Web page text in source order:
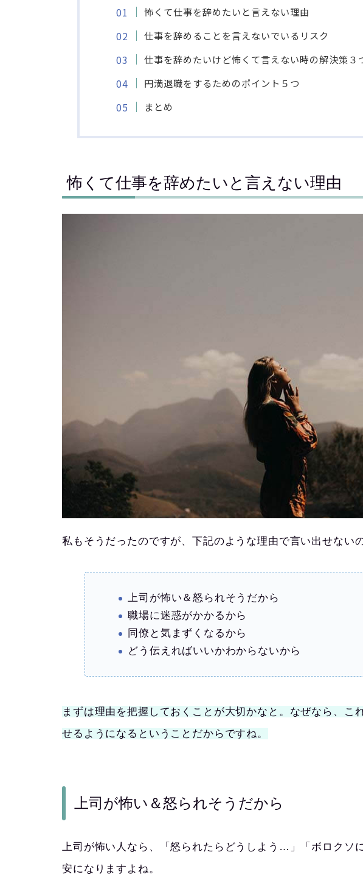
怖くて仕事を辞めたいと言えない理由
仕事を辞めることを言えないでいるリスク
仕事を辞めたいけど怖くて言えない時の解決策３
円満退職をするためのポイント５つ
まとめ
怖くて仕事を辞めたいと言えない理由
私もそうだったのですが、下記のような理由で言い出せない
上司が怖い＆怒られそうだから
職場に迷惑がかかるから
同僚と気まずくなるから
どう伝えればいいかわからないから
まずは理由を把握しておくことが大切かなと。なぜなら、こ
せるようになるということだからですね。
上司が怖い＆怒られそうだから
上司が怖い人なら、「怒られたらどうしよう…」「ボロクソ
安になりますよね。